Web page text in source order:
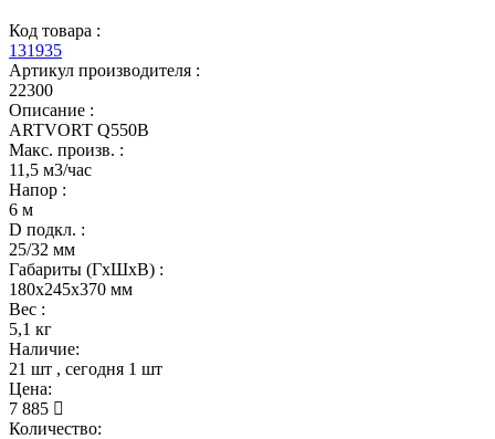
Код товара :
131935
Артикул производителя :
22300
Описание :
ARTVORT Q550B
Макс. произв. :
11,5 м3/час
Напор :
6 м
D подкл. :
25/32 мм
Габариты (ГхШхВ) :
180x245x370 мм
Вес :
5,1 кг
Наличие:
21 шт , сегодня 1 шт
Цена:
7 885
Количество: